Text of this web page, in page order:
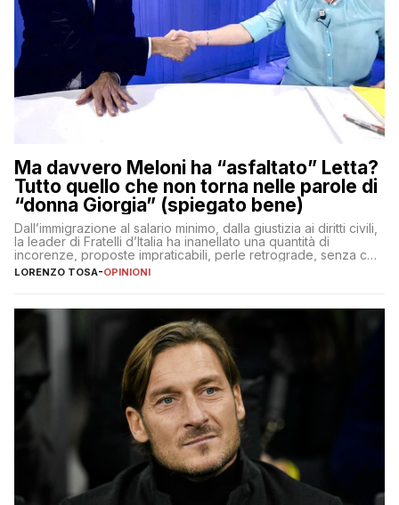
Ma davvero Meloni ha “asfaltato” Letta?
Tutto quello che non torna nelle parole di
“donna Giorgia” (spiegato bene)
Dall’immigrazione al salario minimo, dalla giustizia ai diritti civili,
la leader di Fratelli d’Italia ha inanellato una quantità di
incorenze, proposte impraticabili, perle retrograde, senza che
nessuno – a destra come a sinistra – glielo abbia fatto notare
LORENZO TOSA-OPINIONI